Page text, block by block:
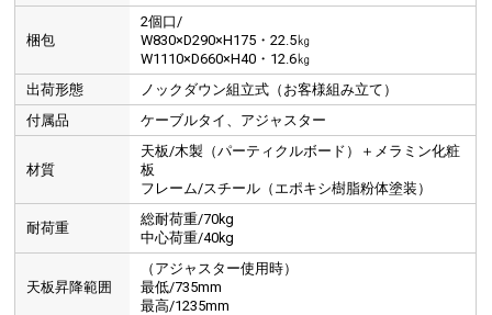
梱包
2個口/
W830×D290×H175・22.5㎏
W1110×D660×H40・12.6㎏
出荷形態
ノックダウン組立式（お客様組み立て）
付属品
ケーブルタイ、アジャスター
材質
天板/木製（パーティクルボード）＋メラミン化粧
板
フレーム/スチール（エポキシ樹脂粉体塗装）
耐荷重
総耐荷重/70kg
中心荷重/40kg
天板昇降範囲
（アジャスター使用時）
最低/735mm
最高/1235mm